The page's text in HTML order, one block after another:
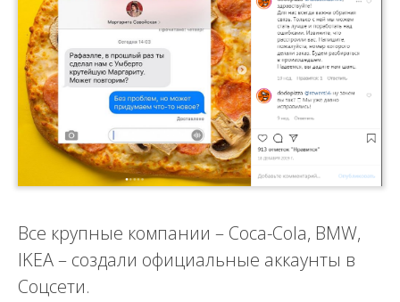
Все крупные компании – Coca-Cola, BMW,
IKEA – создали официальные аккаунты в
Соцсети.